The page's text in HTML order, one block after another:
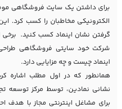
برای داشتن یک سایت فروشگاهی
الکترونیکی مخاطبان را کسب کرد.
گرفتن نشان اینماد کسب کنید.
شرکت خود سایتی فروشگاهی
اینماد چیست و چه مزایایی دارد.
همانطور که در اول مطلب اشاره
نشانی نمادین، توسط مرکز توسعه
برای مشاغل اینترنتی مجاز با هدف